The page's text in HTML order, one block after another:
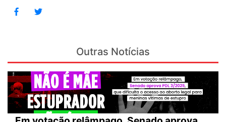
Outras Notícias